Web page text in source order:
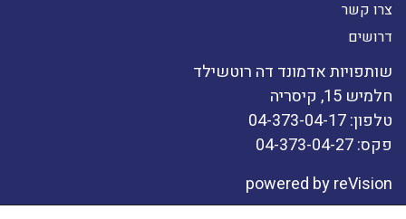
צרו קשר
דרושים
שותפויות אדמונד דה רוטשילד
חלמיש 15, קיסריה
טלפון: 04-373-04-17
פקס: 04-373-04-27
powered byreVision